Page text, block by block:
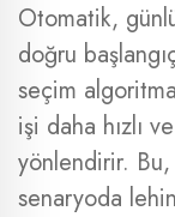
Otomatik,
doğru
seçim
işi daha hızlı
yönlendirir. Bu,
senaryoda